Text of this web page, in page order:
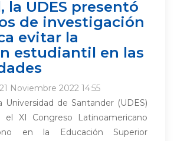
la UDES presentó
de investigación
evitar la
estudiantil en las
Noviembre 2022 14:55
Universidad de Santander (UDES)
el XI Congreso Latinoamericano
en la Educación Superior